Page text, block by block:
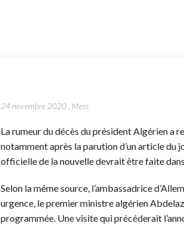
24 novembre 2020, Mess
La rumeur du décès du président Algérien a
notamment après la parution d’un article du
officielle de la nouvelle devrait être faite
Selon la même source, l’ambassadrice
urgence, le premier ministre algérien
programmée. Une visite qui précéderait